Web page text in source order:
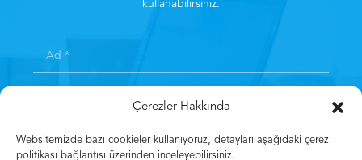
Çerezler Hakkında
Websitemizde bazı cookieler kullanıyoruz, detayları aşağıdaki çerez
politikası bağlantısı üzerinden inceleyebilirsiniz.
kullanabilirsiniz.